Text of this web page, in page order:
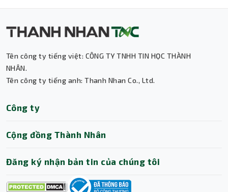
Tên công ty tiếng việt: CÔNG TY TNHH TIN HỌC THÀNH
NHÂN.
Tên công ty tiếng anh: Thanh Nhan Co., Ltd.
Công ty
Cộng đồng Thành Nhân
Đăng ký nhận bản tin của chúng tôi